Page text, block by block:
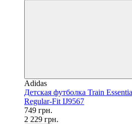
Adidas
Детская футболка Train
Regular-Fit IJ9567
749 грн.
2 229 грн.